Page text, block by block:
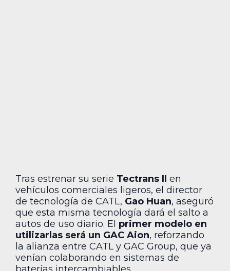
Tras estrenar su serie Tectrans II en
vehículos comerciales ligeros, el director
de tecnología de CATL, Gao Huan, aseguró
que esta misma tecnología dará el salto a
autos de uso diario. El primer modelo en
utilizarlas será un GAC Aion, reforzando
la alianza entre CATL y GAC Group, que ya
venían colaborando en sistemas de
baterías intercambiables.